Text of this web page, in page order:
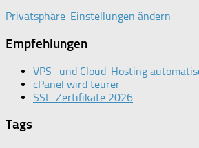
Privatsphäre-Einstellungen ändern
Empfehlungen
VPS- und Cloud-Hosting
cPanel wird teurer
SSL-Zertifikate 2026
Tags